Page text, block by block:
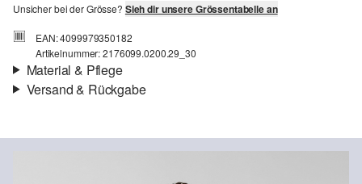
Unsicher bei der Grösse? Sieh dir unsere Grössentabelle an
EAN: 4099979350182
Artikelnummer: 2176099.0200.29_30
Material & Pflege
Futter: Baumwollfutter
Versand & Rückgabe
Deine Bestellung wird innerhalb von 4–5 Werktagen per SwissPost